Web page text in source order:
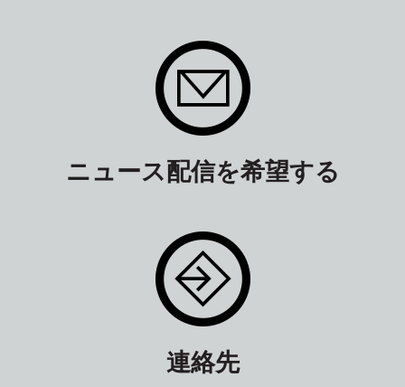
ニュース配信を希望する
連絡先